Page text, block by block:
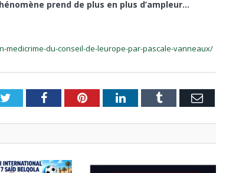
prend de plus en plus d’ampleur…
du-conseil-de-leurope-par-pascale-vanneaux/
TwitterFacebookPinterestLinkedInTumblr Email